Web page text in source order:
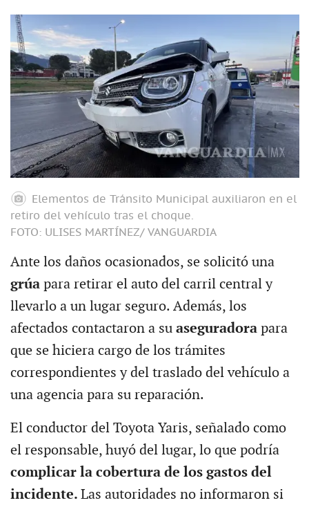
Elementos de Tránsito Municipal auxiliaron en el
retiro del vehículo tras el choque.
FOTO: ULISES MARTÍNEZ/ VANGUARDIA
Ante los daños ocasionados, se solicitó una
grúapara retirar el auto del carril central y
llevarlo a un lugar seguro. Además, los
afectados contactaron a su aseguradorapara
que se hiciera cargo de los trámites
correspondientes y del traslado del vehículo a
una agencia para su reparación.
El conductor del Toyota Yaris, señalado como
el responsable, huyó del lugar, lo que podría
complicar la cobertura de los gastos del
incidente. Las autoridades no informaron si